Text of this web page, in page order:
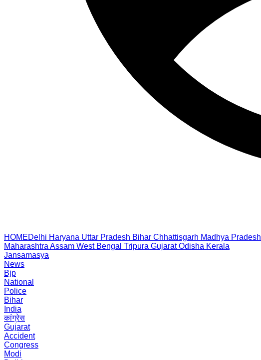
HOMEDelhi Haryana Uttar Pradesh Bihar Chhattisgarh Madhya Pradesh
Maharashtra Assam West Bengal Tripura Gujarat Odisha Kerala
Jansamasya
News
Bjp
National
Police
Bihar
India
कांग्रेस
Gujarat
Accident
Congress
Modi